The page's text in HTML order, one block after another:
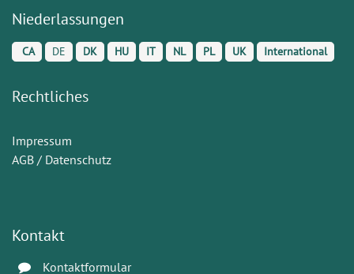
Niederlassungen
CA DE DK HU IT NL PL UK International
Rechtliches
Impressum
AGB / Datenschutz
Kontakt
Kontaktformular